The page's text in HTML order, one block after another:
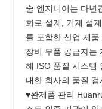
술 엔지니어는 다년
회로 설계, 기계 설
를 포함한 산업 제
장비 부품 공급자는
해 ISO 품질 시스템
대한 회사의 품질
♥완제품 관리